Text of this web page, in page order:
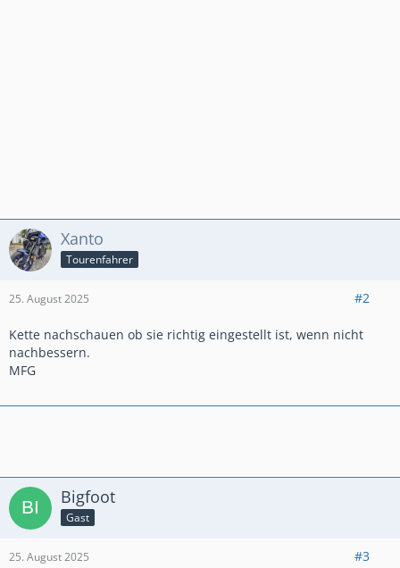
Xanto
Tourenfahrer
25. August 2025 #2
Kette nachschauen ob sie richtig eingestellt ist, wenn nicht
nachbessern.
MFG
Bigfoot
Gast
25. August 2025 #3